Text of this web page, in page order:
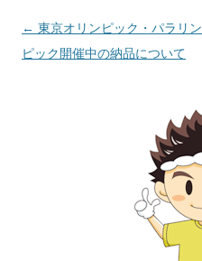
投
稿
← 東京オリンピック・パラリン
ピック開催中の納品について